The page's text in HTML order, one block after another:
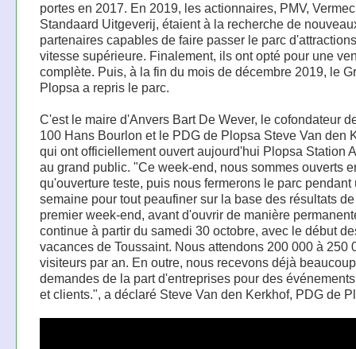
portes en 2017. En 2019, les actionnaires, PMV,
Standaard Uitgeverij, étaient à la recherche de
partenaires capables de faire passer le parc
vitesse supérieure. Finalement, ils ont opté pour une
complète. Puis, à la fin du mois de décembre 2019, le
Plopsa a repris le parc.
C'est le maire d'Anvers Bart De Wever, le cofondateur
100 Hans Bourlon et le PDG de Plopsa Steve Van den
qui ont officiellement ouvert aujourd'hui Plopsa Station
au grand public. "Ce week-end, nous sommes ouverts
qu'ouverture teste, puis nous fermerons le parc pendant
semaine pour tout peaufiner sur la base des résultats
premier week-end, avant d'ouvrir de manière
continue à partir du samedi 30 octobre, avec le début
vacances de Toussaint. Nous attendons 200 000 à 250
visiteurs par an. En outre, nous recevons déjà
demandes de la part d'entreprises pour des
et clients.", a déclaré Steve Van den Kerkhof, PDG de